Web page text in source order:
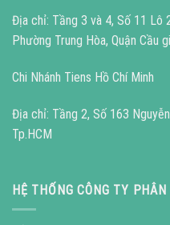
Địa chỉ: Tầng 3 và 4, Số 11 Lô
Phường Trung Hòa, Quận Cầu
Chi Nhánh Tiens Hồ Chí Minh
Địa chỉ: Tầng 2, Số 163
Tp.HCM
HỆ THỐNG CÔNG TY